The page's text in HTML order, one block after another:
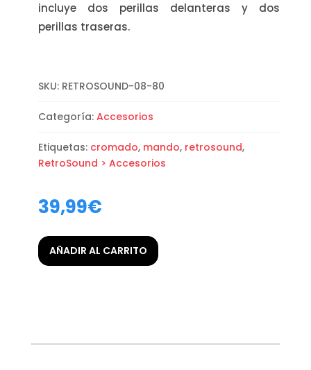
incluye dos perillas delanteras y dos
perillas traseras.
SKU: RETROSOUND-08-80
Categoría: Accesorios
Etiquetas: cromado, mando, retrosound,
RetroSound > Accesorios
39,99€
AÑADIR AL CARRITO